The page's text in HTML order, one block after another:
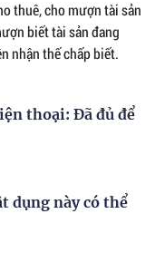
thuê, cho mượn tài sản
biết tài sản đang
nhận thế chấp biết.
thoại: Đã đủ để
dụng này có thể